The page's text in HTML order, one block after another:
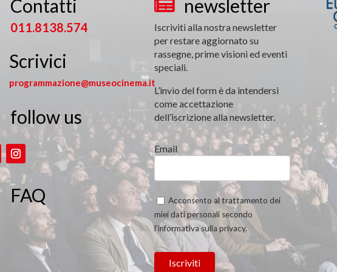
Contatti
011.8138.574
Scrivici
programmazione@museocinema.it
follow us
FAQ
 newsletter
Iscriviti alla nostra newsletter
per restare aggiornato su
rassegne, prime visioni ed eventi
speciali.
L’invio del form è da intendersi
come accettazione
dell’iscrizione alla newsletter.
Email
Acconsento al trattamento dei
miei dati personali secondo
l’informativa sulla privacy.